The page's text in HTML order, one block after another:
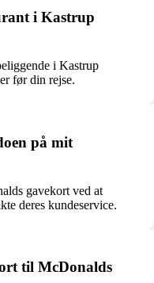
i Kastrup
i Kastrup
før din rejse.
på mit
gavekort ved at
deres kundeservice.
til McDonalds